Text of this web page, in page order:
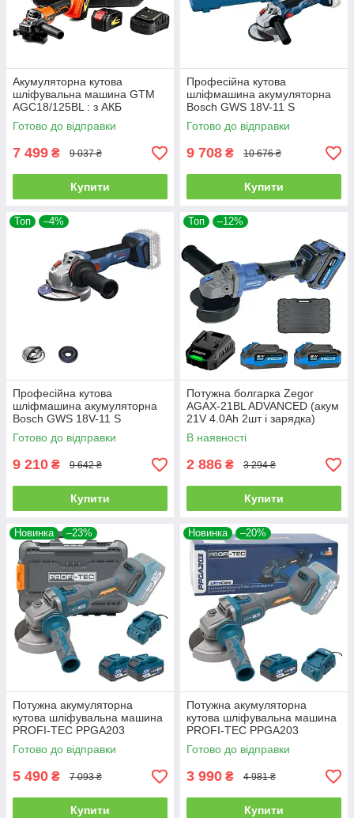
Акумуляторна кутова
шліфувальна машина GTM
AGC18/125BL : з АКБ
2шт-18В 4А, диск 125 мм
(2693)
Готово до відправки
7 499 ₴ 9 037 ₴
Купити
Професійна кутова
шліфмашина акумуляторна
Bosch GWS 18V-11 S
Professional : без АКБ в кейсі
L-BOXX 136 (06019N4001)
Готово до відправки
9 708 ₴ 10 676 ₴
Купити
Топ –4%
Професійна кутова
шліфмашина акумуляторна
Bosch GWS 18V-11 S
Professional : без АКБ
(06019N4000)
Готово до відправки
9 210 ₴ 9 642 ₴
Купити
Топ –12%
Потужна болгарка Zegor
AGAX-21BL ADVANCED (акум
21V 4.0Ah 2шт і зарядка)
В наявності
2 886 ₴ 3 294 ₴
Купити
Новинка –23%
Потужна акумуляторна
кутова шліфувальна машина
PROFI-TEC PPGA203
UltraCore : з АКБ 2шт-20V
4.0Ah, диск 125 мм (007640)
Готово до відправки
5 490 ₴ 7 093 ₴
Купити
Новинка –20%
Потужна акумуляторна
кутова шліфувальна машина
PROFI-TEC PPGA203
UltraCore : з АКБ 20V 4.0Ah,
диск 125 мм (007639)
Готово до відправки
3 990 ₴ 4 981 ₴
Купити